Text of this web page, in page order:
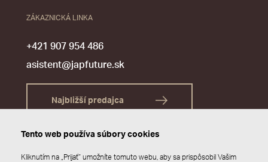
ZÁKAZNICKÁ LINKA
+421 907 954 486
asistent@japfuture.sk
Najbližší predajca
Tento web používa súbory cookies
Kliknutím na „Prijať“ umožníte tomuto webu, aby sa prispôsobil Vašim